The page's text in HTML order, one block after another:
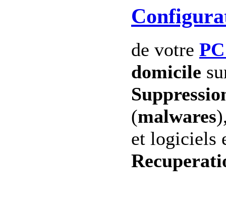
de votre
domicile
(malwares
et logiciels